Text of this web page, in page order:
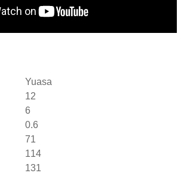
Yuasa
12
6
0.6
71
114
131